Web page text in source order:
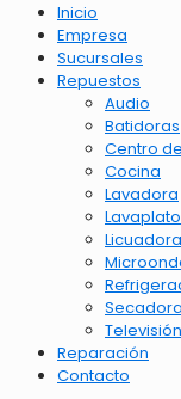
Inicio
Empresa
Sucursales
Repuestos
Audio
Batidoras
Centro
Cocina
Lavadora
Licuadora
Secadora
Televisión
Reparación
Contacto